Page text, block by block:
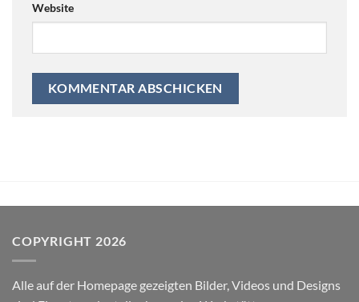
Website
COPYRIGHT 2026
Alle auf der Homepage gezeigten Bilder, Videos und Designs